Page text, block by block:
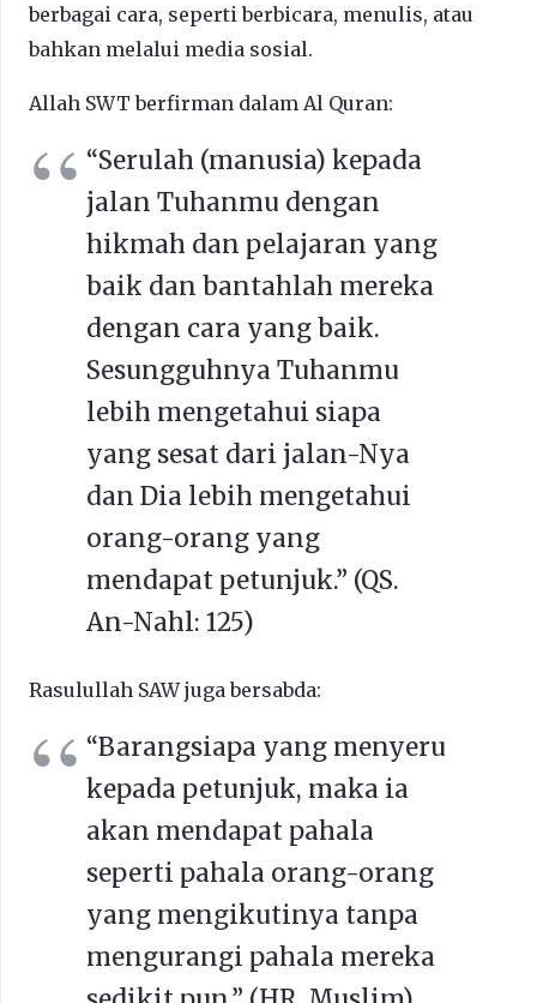
berbagai cara, seperti berbicara, menulis, atau
bahkan melalui media sosial.
Allah SWT berfirman dalam Al Quran:
“Serulah (manusia) kepada
jalan Tuhanmu dengan
hikmah dan pelajaran yang
baik dan bantahlah mereka
dengan cara yang baik.
Sesungguhnya Tuhanmu
lebih mengetahui siapa
yang sesat dari jalan-Nya
dan Dia lebih mengetahui
orang-orang yang
mendapat petunjuk.” (QS.
An-Nahl: 125)
Rasulullah SAW juga bersabda:
“Barangsiapa yang menyeru
kepada petunjuk, maka ia
akan mendapat pahala
seperti pahala orang-orang
yang mengikutinya tanpa
mengurangi pahala mereka